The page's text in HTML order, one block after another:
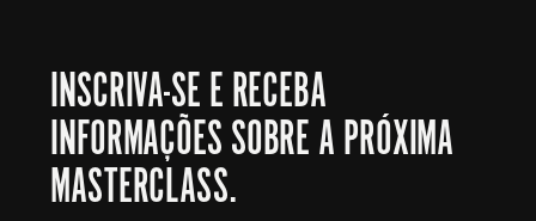
INSCRIVA-SE E RECEBA
INFORMAÇÕES SOBRE A PRÓXIMA
MASTERCLASS.